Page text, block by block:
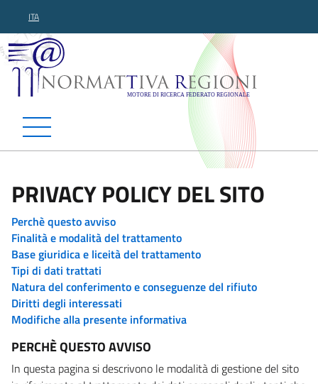
ITA
Normattiva Regioni -
PRIVACY POLICY DEL SITO
Perchè questo avviso
Finalità e modalità del trattamento
Base giuridica e liceità del trattamento
Tipi di dati trattati
Natura del conferimento e conseguenze del rifiuto
Diritti degli interessati
Modifiche alla presente informativa
PERCHÈ QUESTO AVVISO
In questa pagina si descrivono le modalità di gestione del sito